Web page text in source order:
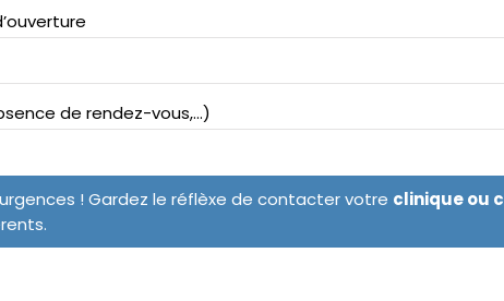
de rendez-vous,...)
! Gardez le réflèxe de contacter votre clinique ou